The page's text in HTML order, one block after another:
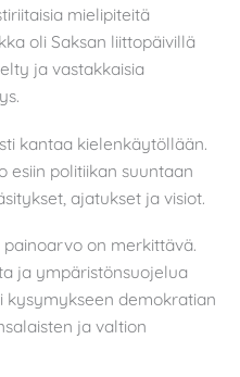
mielipiteitä
oli Saksan liittopäivillä
ja vastakkaisia
kantaa kielenkäytöllään.
esiin politiikan suuntaan
ajatukset ja visiot.
on merkittävä.
ja ympäristönsuojelua
kysymykseen demokratian
ja valtion